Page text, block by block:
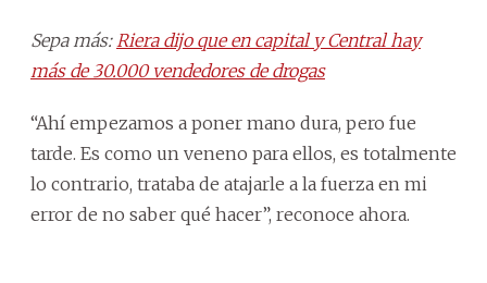
Sepa más: Riera dijo que en capital y Central hay
más de 30.000 vendedores de drogas
“Ahí empezamos a poner mano dura, pero fue
tarde. Es como un veneno para ellos, es totalmente
lo contrario, trataba de atajarle a la fuerza en mi
error de no saber qué hacer”, reconoce ahora.